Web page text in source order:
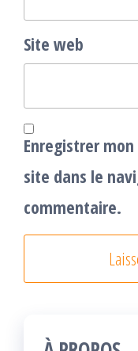
Site web
Enregistrer
site dans le
commentaire.